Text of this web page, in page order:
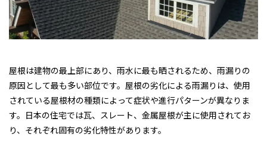
屋根は建物の最上部にあり、雨水に最も晒されるため、雨漏りの
原因として最も多い部位です。屋根の劣化による雨漏りは、使用
されている屋根材の種類によって症状や進行パターンが異なりま
す。日本の住宅では瓦、スレート、金属屋根が主に使用されてお
り、それぞれ固有の劣化特性があります。